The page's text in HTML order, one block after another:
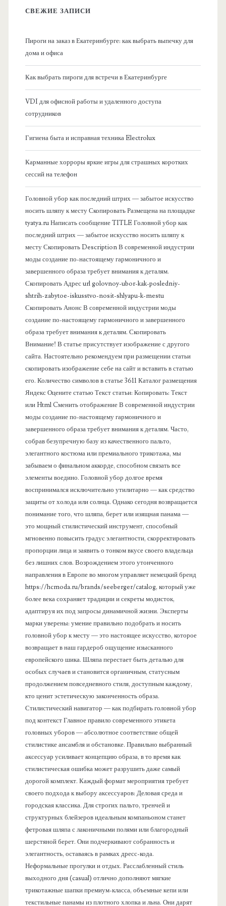
СВЕЖИЕ ЗАПИСИ
Пироги на заказ в Екатеринбурге: как выбрать выпечку для
дома и офиса
Как выбрать пироги для встречи в Екатеринбурге
VDI для офисной работы и удаленного доступа
сотрудников
Гигиена быта и исправная техника Electrolux
Карманные хорроры яркие игры для страшных коротких
сессий на телефон
Головной убор как последний штрих — забытое искусство
носить шляпу к месту Скопировать Размещена на площадке
tyatya.ru Написать сообщение TITLE Головной убор как
последний штрих — забытое искусство носить шляпу к
месту Скопировать Description В современной индустрии
моды создание по-настоящему гармоничного и
завершенного образа требует внимания к деталям.
Скопировать Адрес url golovnoy-ubor-kak-posledniy-
shtrih-zabytoe-iskusstvo-nosit-shlyapu-k-mestu
Скопировать Анонс В современной индустрии моды
создание по-настоящему гармоничного и завершенного
образа требует внимания к деталям. Скопировать
Внимание! В статье присутствует изображение с другого
сайта. Настоятельно рекомендуем при размещении статьи
скопировать изображение себе на сайт и вставить в статью
его. Количество символов в статье 3611 Каталог размещения
Яндекс Оцените статью Текст статьи: Копировать: Текст
или Html Cменить отображение В современной индустрии
моды создание по-настоящему гармоничного и
завершенного образа требует внимания к деталям. Часто,
собрав безупречную базу из качественного пальто,
элегантного костюма или премиального трикотажа, мы
забываем о финальном аккорде, способном связать все
элементы воедино. Головной убор долгое время
воспринимался исключительно утилитарно — как средство
защиты от холода или солнца. Однако сегодня возвращается
понимание того, что шляпа, берет или изящная панама —
это мощный стилистический инструмент, способный
мгновенно повысить градус элегантности, скорректировать
пропорции лица и заявить о тонком вкусе своего владельца
без лишних слов. Возрождением этого утонченного
направления в Европе во многом управляет немецкий бренд
https://hcmoda.ru/brands/seeberger/catalog, который уже
более века сохраняет традиции и секреты модисток,
адаптируя их под запросы динамичной жизни. Эксперты
марки уверены: умение правильно подобрать и носить
головной убор к месту — это настоящее искусство, которое
возвращает в наш гардероб ощущение изысканного
европейского шика. Шляпа перестает быть деталью для
особых случаев и становится органичным, статусным
продолжением повседневного стиля, доступным каждому,
кто ценит эстетическую законченность образа.
Стилистический навигатор — как подбирать головной убор
под контекст Главное правило современного этикета
головных уборов — абсолютное соответствие общей
стилистике ансамбля и обстановке. Правильно выбранный
аксессуар усиливает концепцию образа, в то время как
стилистическая ошибка может разрушить даже самый
дорогой комплект. Каждый формат мероприятия требует
своего подхода к выбору аксессуаров: Деловая среда и
городская классика. Для строгих пальто, тренчей и
структурных блейзеров идеальным компаньоном станет
фетровая шляпа с лаконичными полями или благородный
шерстяной берет. Они подчеркивают собранность и
элегантность, оставаясь в рамках дресс-кода.
Неформальные прогулки и отдых. Расслабленный стиль
выходного дня (casual) отлично дополняют мягкие
трикотажные шапки премиум-класса, объемные кепи или
текстильные панамы из плотного хлопка и льна. Они дарят